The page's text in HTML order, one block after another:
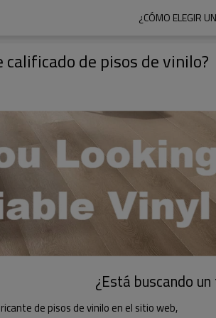
¿CÓMO ELEGIR
de pisos de vinilo?
¿Está buscando
de pisos de vinilo en el sitio web,